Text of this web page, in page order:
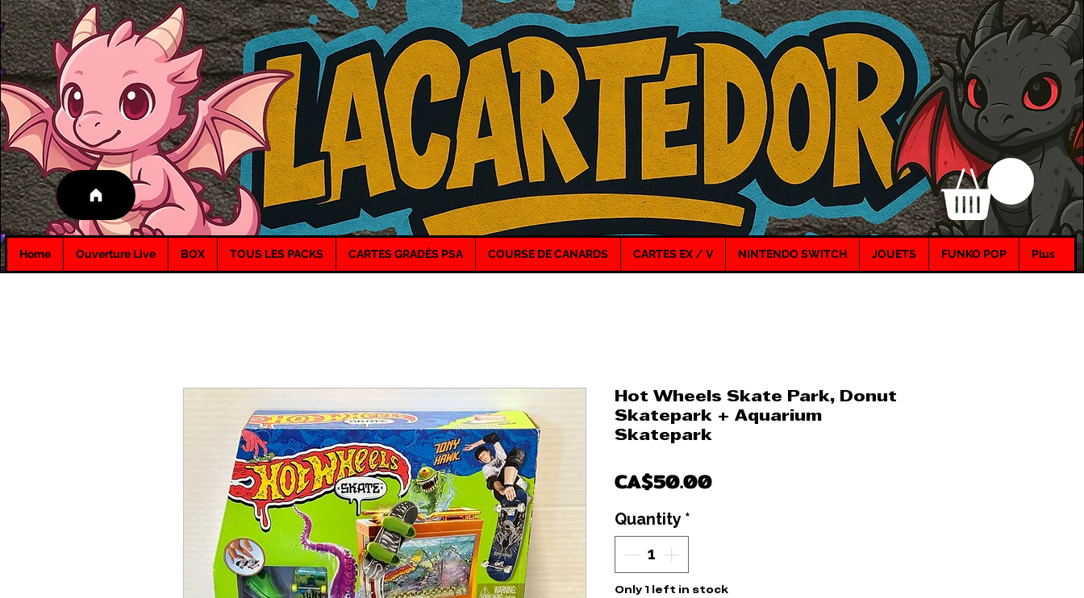
Home Ouverture Live BOX TOUS LES PACKS CARTES GRADÉS PSA COURSE DE CANARDS CARTES EX / V NINTENDO SWITCH JOUETS FUNKO POP Plus
Hot Wheels Skate Park, Donut
Skatepark + Aquarium
Skatepark
CA$50.00Price
Quantity *
Only 1 left in stock